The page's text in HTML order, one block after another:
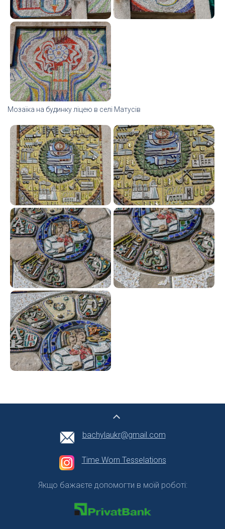
Мозаїка на будинку ліцею в селі Матусів
bachylaukr@gmail.com
Time Worn Tesselations
Якщо бажаєте допомогти в моїй роботі: